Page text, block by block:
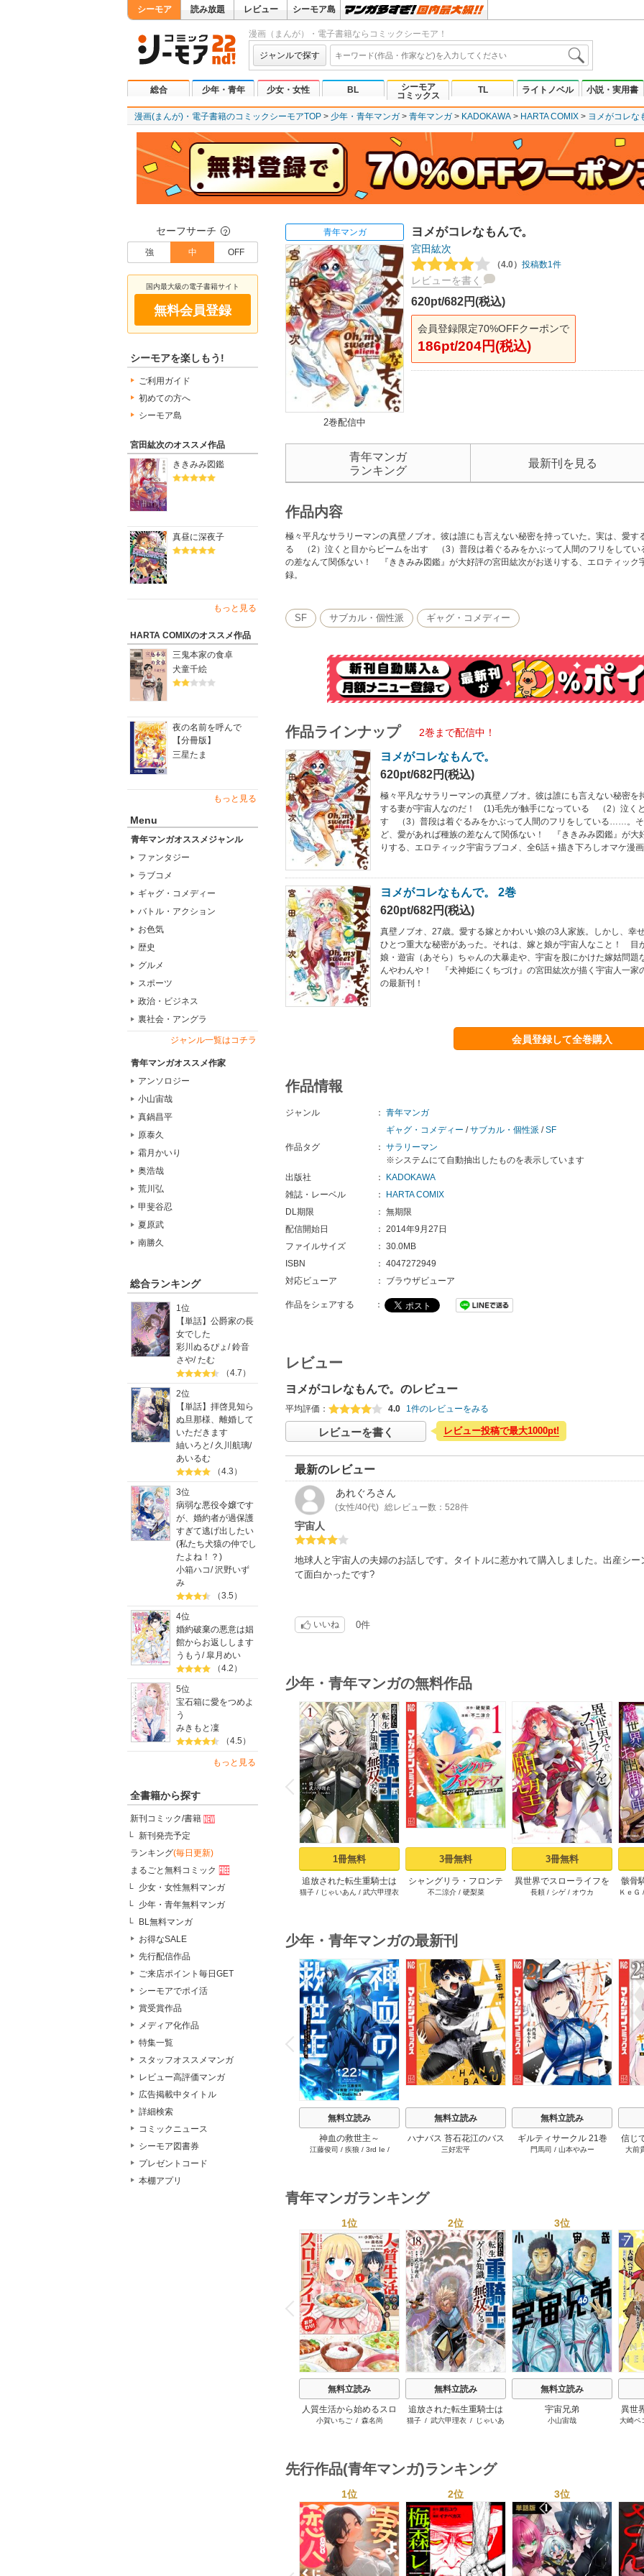
シーモア 読み放題 レビュー シーモア島
漫画（まんが）・電子書籍ならコミックシーモア！
ジャンルで探す
総合 少年・青年 少女・女性 BL
シーモア
コミックス
TL ライトノベル 小説・実用書
漫画(まんが)・電子書籍のコミックシーモアTOP 少年・青年マンガ 青年マンガ KADOKAWA HARTA COMIX ヨメがコレな
セーフサーチ ？
強 中 OFF
国内最大級の電子書籍サイト
無料会員登録
シーモアを楽しもう!
ご利用ガイド
初めての方へ
シーモア島
宮田紘次のオススメ作品
ききみみ図鑑
真昼に深夜子
もっと見る
HARTA COMIXのオススメ作品
三鬼本家の食卓
犬童千絵
夜の名前を呼んで
【分冊版】
三星たま
もっと見る
Menu
青年マンガオススメジャンル
ファンタジー
ラブコメ
ギャグ・コメディー
バトル・アクション
お色気
歴史
グルメ
スポーツ
政治・ビジネス
裏社会・アングラ
ジャンル一覧はコチラ
青年マンガオススメ作家
アンソロジー
小山宙哉
真鍋昌平
原泰久
霜月かいり
奥浩哉
荒川弘
甲斐谷忍
夏原武
南勝久
総合ランキング
1位
【単話】公爵家の長
女でした
彩川ぬるぴょ /鈴音
さや/たむ
（4.7）
2位
【単話】拝啓見知ら
ぬ旦那様、離婚して
いただきます
紬いろと / 久川航璃/
あいるむ
（4.3）
3位
病弱な悪役令嬢です
が、婚約者が過保護
すぎて逃げ出したい
(私たち犬猿の仲でし
たよね！？)
小箱ハコ/沢野いず
み
（3.5）
4位
婚約破棄の悪意は娼
館からお返しします
うもう /皐月めい
（4.2）
5位
宝石箱に愛をつめよ
う
みきもと凜
（4.5）
もっと見る
全書籍から探す
新刊コミック/書籍
新刊発売予定
ランキング(毎日更新)
まるごと無料コミック
少女・女性無料マンガ
少年・青年無料マンガ
BL無料マンガ
お得なSALE
先行配信作品
ご来店ポイント毎日GET
シーモアでポイ活
賞受賞作品
メディア化作品
特集一覧
スタッフオススメマンガ
レビュー高評価マンガ
広告掲載中タイトル
詳細検索
コミックニュース
シーモア図書券
プレゼントコード
本棚アプリ
青年マンガ
2巻配信中
ヨメがコレなもんで。
宮田紘次
（4.0） 投稿数1件
レビューを書く
620pt/682円(税込)
会員登録限定70%OFFクーポンで
186pt/204円(税込)
青年マンガ
ランキング
最新刊を見る
作品内容
極々平凡なサラリーマンの真壁ノブオ。彼は誰にも言えない秘密を持っていた。実は、愛
る （2）泣くと目からビームを出す （3）普段は着ぐるみをかぶって人間のフリをして
の差なんて関係ない！ 『ききみみ図鑑』が大好評の宮田紘次がお送りする、エロティック
録。
SF サブカル・個性派 ギャグ・コメディー
作品ラインナップ 2巻まで配信中！
ヨメがコレなもんで。
620pt/682円(税込)
極々平凡なサラリーマンの真壁ノブオ。彼は誰にも言えない秘密を
する妻が宇宙人なのだ！ (1)毛先が触手になっている （2）泣く
す （3）普段は着ぐるみをかぶって人間のフリをしている……。そ
ど、愛があれば種族の差なんて関係ない！ 『ききみみ図鑑』が大
りする、エロティック宇宙ラブコメ、全6話＋描き下ろしオマケ漫画
ヨメがコレなもんで。 2巻
620pt/682円(税込)
真壁ノブオ、27歳。愛する嫁とかわいい娘の3人家族。しかし、幸
ひとつ重大な秘密があった。それは、嫁と娘が宇宙人なこと！ 目
娘・遊宙（あそら）ちゃんの大暴走や、宇宙を股にかけた嫁姑問題
んやわんや！ 『犬神姫にくちづけ』の宮田紘次が描く宇宙人一家
の最新刊！
会員登録して全巻購入
作品情報
ジャンル ： 青年マンガ
ギャグ・コメディー /サブカル・個性派 /SF
作品タグ
： サラリーマン
※システムにて自動抽出したものを表示しています
出版社
：
KADOKAWA
雑誌・レーベル
：
HARTA COMIX
DL期限
： 無期限
配信開始日
： 2014年9月27日
ファイルサイズ
： 30.0MB
ISBN
： 4047272949
対応ビューア
： ブラウザビューア
作品をシェアする ：
レビュー
ヨメがコレなもんで。のレビュー
平均評価： 4.0 1件のレビューをみる
レビューを書く レビュー投稿で最大1000pt!
最新のレビュー
あれぐろ さん
(女性/40代) 総レビュー数：528件
宇宙人
地球人と宇宙人の夫婦のお話しです。タイトルに惹かれて購入しました。出産シ
て面白かったです?
いいね 0件
少年・青年マンガの無料作品
P
r
e
v
i
o
u
s
1冊無料
追放された転生重騎士は
ゲーム知識で無双する
猫子 / じゃいあん / 武六甲理衣
3冊無料
シャングリラ・フロンテ
ィア（１） ～クソゲー
不二涼介/ 硬梨菜
3冊無料
異世界でスローライフを
（願望） 1
長頼 / シゲ / オウカ
骸骨
ＫｅＧ /
少年・青年マンガの最新刊
P
r
e
v
i
o
u
s
無料立読み
神血の救世主～
0.00000001％を引き当て
江藤俊司 / 疾狼 / 3rd Ie /
無料立読み
ハナバス 苔石花江のバス
ケ論 7巻
三好宏平
無料立読み
ギルティサークル 21巻
門馬司 / 山本やみー
信じ
ジョ
大前
青年マンガランキング
P
r
e
v
i
o
u
s
1位
無料立読み
人質生活から始めるスロ
ーライフ
小賀いちご/ 森名尚
2位
無料立読み
追放された転生重騎士は
ゲーム知識で無双する
猫子 / 武六甲理衣 /
じゃいあ
3位
無料立読み
宇宙兄弟
小山宙哉
異世
ンジ
大崎ペ
先行作品(青年マンガ)ランキング
v
o
s
1位 2位 3位